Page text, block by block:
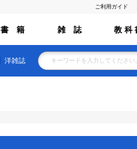
ご利用ガイド
書 籍 雑 誌 教 科
洋雑誌